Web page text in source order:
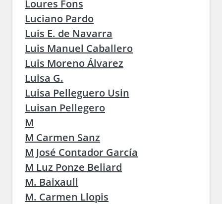
Loures Fons
Luciano Pardo
Luis E. de Navarra
Luis Manuel Caballero
Luis Moreno Álvarez
Luisa G.
Luisa Pelleguero Usin
Luisan Pellegero
M
M Carmen Sanz
M José Contador García
M Luz Ponze Beliard
M. Baixauli
M. Carmen Llopis